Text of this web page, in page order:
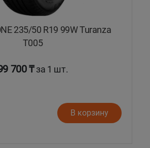
235/50 R19 99W Turanza
T005
700 ₸за 1 шт.
В корзину